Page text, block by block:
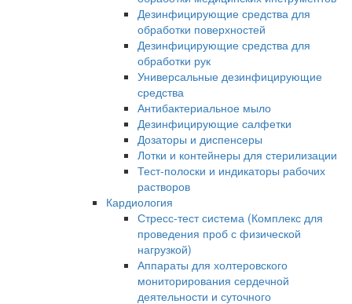
Дезинфицирующие средства для
обработки поверхностей
Дезинфицирующие средства для
обработки рук
Универсальные дезинфицирующие
средства
Антибактериальное мыло
Дезинфицирующие салфетки
Дозаторы и диспенсеры
Лотки и контейнеры для стерилизации
Тест-полоски и индикаторы рабочих
растворов
Кардиология
Стресс-тест система (Комплекс для
проведения проб с физической
нагрузкой)
Аппараты для холтеровского
мониторирования сердечной
деятельности и суточного